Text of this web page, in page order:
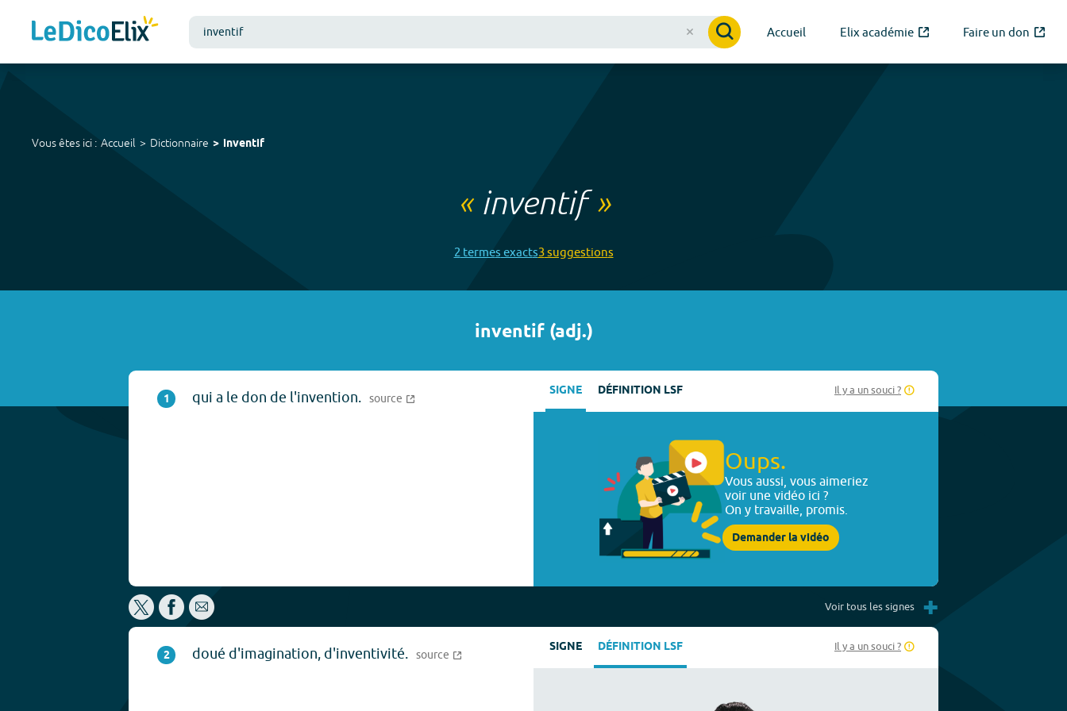
Accueil Elix académie Faire un don
Vous êtes ici : Accueil Dictionnaire inventif
« inventif»
2 termes exacts3suggestions
inventif(adj.)
1 qui a le don de l'invention. source SIGNE DÉFINITION LSF Il y a un souci ?
Oups.
Vous aussi, vous aimeriez
voir une vidéo ici ?
On y travaille, promis.
Demander la vidéo
Voir tous les signes +
2 doué d'imagination, d'inventivité. source SIGNE DÉFINITION LSF Il y a un souci ?